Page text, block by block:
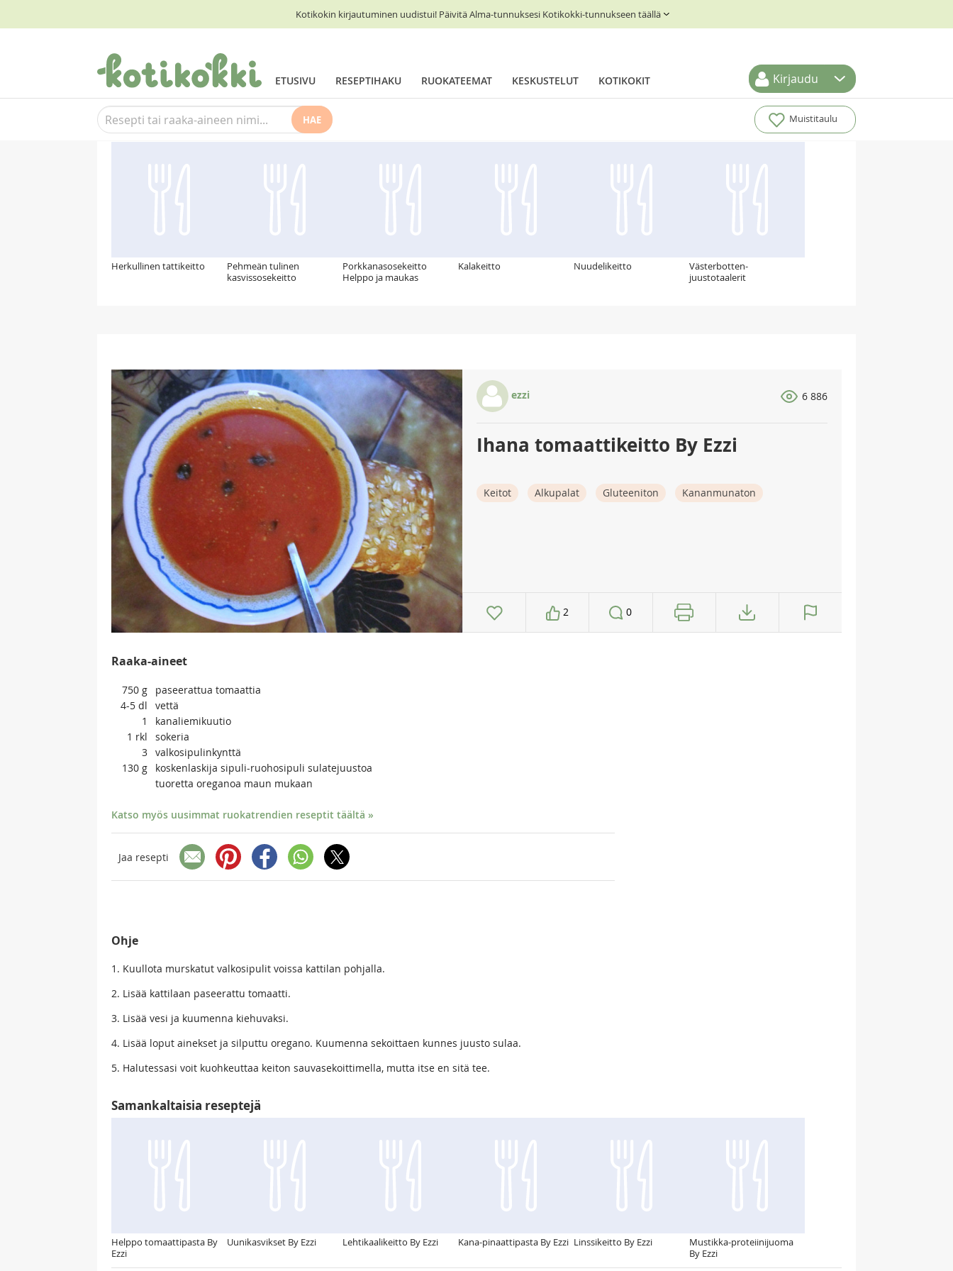
Kotikokin kirjautuminen uudistui! Päivitä Alma-tunnuksesi Kotikokki-tunnukseen täällä
ETUSIVU RESEPTIHAKU RUOKATEEMAT KESKUSTELUT KOTIKOKIT Kirjaudu
HAE Muistitaulu
Suosittelemme myös
Herkullinen tattikeitto
Pehmeän tulinen
kasvissosekeitto
Porkkanasosekeitto
Helppo ja maukas
Kalakeitto Nuudelikeitto
Västerbotten-
juustotaalerit
ezzi 6 886
Ihana tomaattikeitto By Ezzi
Keitot Alkupalat Gluteeniton Kananmunaton
2 0
Raaka-aineet
750 g
paseerattua tomaattia
4-5 dl
vettä
1
kanaliemikuutio
1 rkl
sokeria
3 valkosipulinkynttä
130 g
koskenlaskija sipuli-ruohosipuli sulatejuustoa
tuoretta oreganoa maun mukaan
Katso myös uusimmat ruokatrendien reseptit täältä »
Jaa resepti
Ohje
1. Kuullota murskatut valkosipulit voissa kattilan pohjalla.
2. Lisää kattilaan paseerattu tomaatti.
3. Lisää vesi ja kuumenna kiehuvaksi.
4. Lisää loput ainekset ja silputtu oregano. Kuumenna sekoittaen kunnes juusto sulaa.
5. Halutessasi voit kuohkeuttaa keiton sauvasekoittimella, mutta itse en sitä tee.
Samankaltaisia reseptejä
Helppo tomaattipasta By
Ezzi
Uunikasvikset By Ezzi Lehtikaalikeitto By Ezzi Kana-pinaattipasta By Ezzi Linssikeitto By Ezzi
Mustikka-proteiinijuoma
By Ezzi